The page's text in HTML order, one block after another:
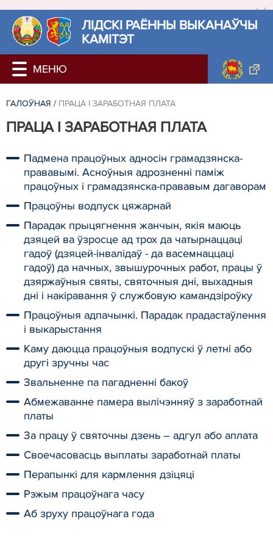
ЛIДСКI РАЁННЫ ВЫКАНАЎЧЫ
КАМІТЭТ
ГАЛОЎНАЯ / ПРАЦА І ЗАРАБОТНАЯ ПЛАТА
ПРАЦА І ЗАРАБОТНАЯ ПЛАТА
Падмена працоўных адносін грамадзянска-
прававымі. Асноўныя адрозненні паміж
працоўных і грамадзянска-прававым дагаворам
Працоўны водпуск цяжарнай
Парадак прыцягнення жанчын, якія маюць
дзяцей ва ўзросце ад трох да чатырнаццаці
гадоў (дзяцей-інвалідаў - да васемнаццаці
гадоў) да начных, звышурочных работ, працы ў
дзяржаўныя святы, святочныя дні, выхадныя
дні і накіравання ў службовую камандзіроўку
Працоўныя адпачынкі. Парадак прадастаўлення
і выкарыстання
Каму даюцца працоўныя водпускі ў летні або
другі зручны час
Звальненне па пагадненні бакоў
Абмежаванне памера вылічэнняў з заработнай
платы
За працу ў святочны дзень – адгул або аплата
Своечасовасць выплаты заработнай платы
Перапынкі для кармлення дзіцяці
Рэжым працоўнага часу
Аб зруху працоўнага года